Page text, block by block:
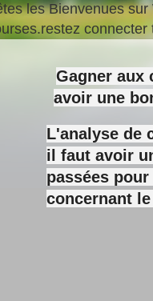
les Bienvenues
Gagner aux
avoir une
L'analyse de
il faut avoir
passées
concernant